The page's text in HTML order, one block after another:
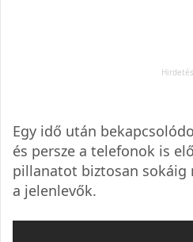
Egy idő után
és persze a telefonok is
pillanatot biztosan
a jelenlevők.